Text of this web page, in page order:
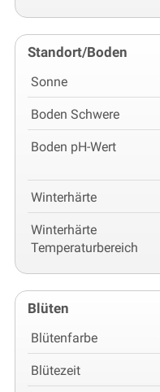
Standort/Boden
Sonne
Boden Schwere
Boden pH-Wert
Winterhärte
Winterhärte
Temperaturbereich
Blüten
Blütenfarbe
Blütezeit